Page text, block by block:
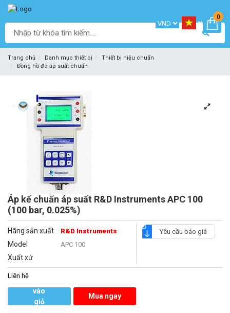
0
Trang chủ Danh mục thiết bị
Thiết bị hiệu chuẩn
Đồng hồ đo áp suất chuẩn
Áp kế chuẩn áp suất R&D Instruments APC 100
(100 bar, 0.025%)
Hãng sản xuất R&D Instruments
Model APC 100
Xuất xứ
Yêu cầu báo giá
Liên hệ
vào
giỏ
Mua ngay